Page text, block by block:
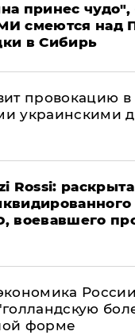
принес
смеются над
в Сибирь
провокацию в
украинскими
Rossi: раскрыта
воевавшего
России
форме